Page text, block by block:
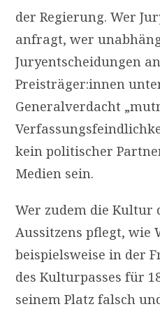
der Regierung. Wer
anfragt, wer
Juryentscheidungen
Preisträger:innen
Generalverdacht
kein politischer
Medien sein.
Wer zudem die Kultur
Aussitzens pflegt, wie
beispielsweise in der
des Kulturpasses für
seinem Platz falsch